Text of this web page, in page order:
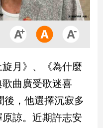
月》、《為什麼
曲廣受歌迷喜
後，他選擇沉寂多
諒。近期許志安